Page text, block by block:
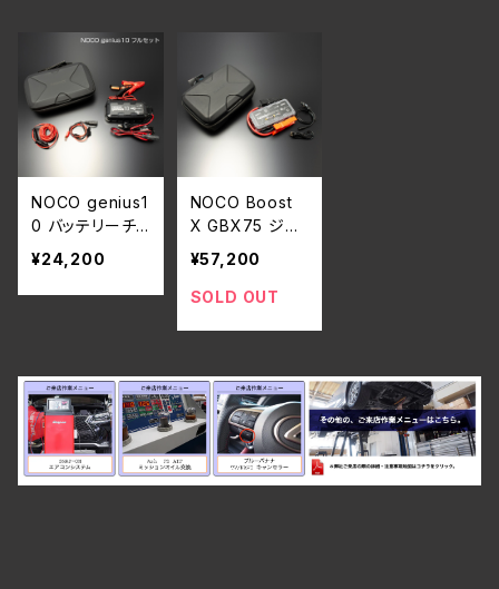
NOCO genius1
0 バッテリーチャ
ージャー(本体)
¥24,200
NOCO Boost
X GBX75 ジャ
ンプスターター
セット(本体)
¥57,200
SOLD OUT